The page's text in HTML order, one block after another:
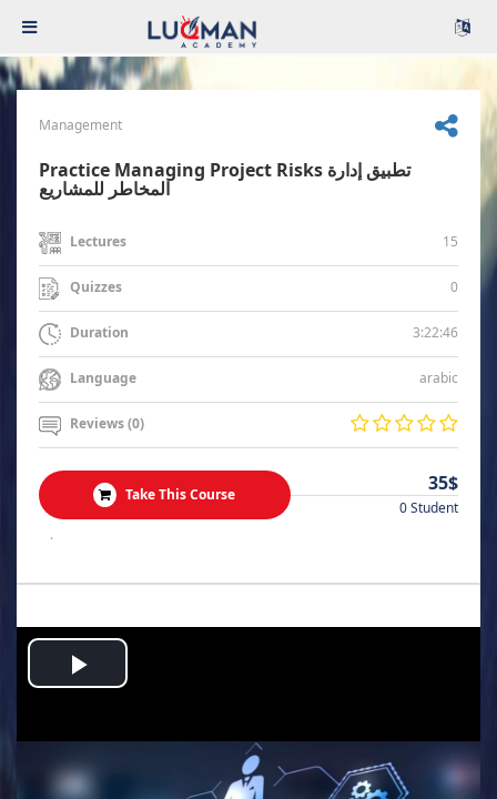
Management
Practice Managing Project Risks تطبيق إدارة
المخاطر للمشاريع
Lectures 15
Quizzes 0
Duration 3:22:46
Language arabic
Reviews (0)
Take This Course 35$
0 Student
.
Play
Video